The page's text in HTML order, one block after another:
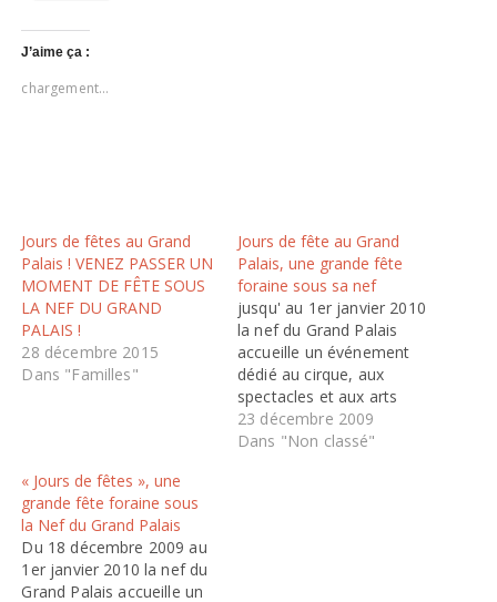
J’aime ça :
chargement…
Jours de fêtes au Grand
Palais ! VENEZ PASSER UN
MOMENT DE FÊTE SOUS
LA NEF DU GRAND
PALAIS !
28 décembre 2015
Dans "Familles"
Jours de fête au Grand
Palais, une grande fête
foraine sous sa nef
jusqu' au 1er janvier 2010
la nef du Grand Palais
accueille un événement
dédié au cirque, aux
spectacles et aux arts
forains; vous découvrirez
, à l'occasion des fêtes de
23 décembre 2009
Dans "Non classé"
« Jours de fêtes », une
grande fête foraine sous
la Nef du Grand Palais
Du 18 décembre 2009 au
1er janvier 2010 la nef du
Grand Palais accueille un